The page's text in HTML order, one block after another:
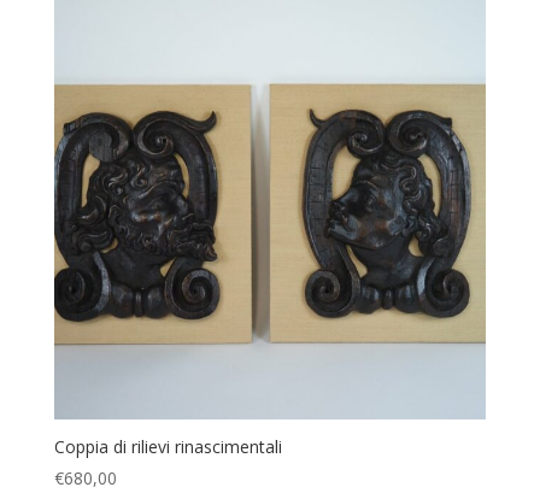
Coppia di rilievi rinascimentali
€680,00